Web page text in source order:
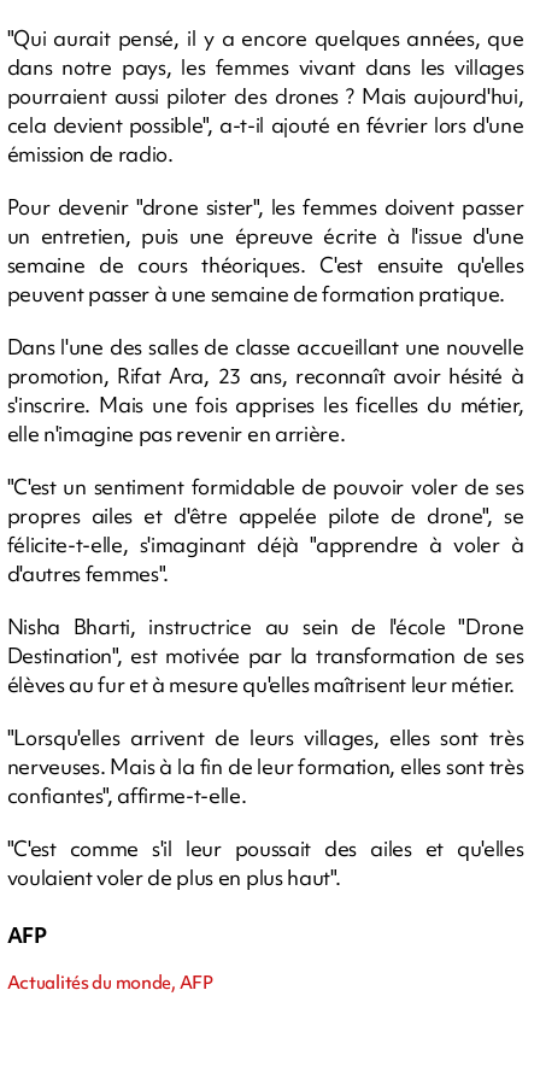
"Qui aurait pensé, il y a encore quelques années, que
dans notre pays, les femmes vivant dans les villages
pourraient aussi piloter des drones ? Mais aujourd'hui,
cela devient possible", a-t-il ajouté en février lors d'une
émission de radio.
Pour devenir "drone sister", les femmes doivent passer
un entretien, puis une épreuve écrite à l'issue d'une
semaine de cours théoriques. C'est ensuite qu'elles
peuvent passer à une semaine de formation pratique.
Dans l'une des salles de classe accueillant une nouvelle
promotion, Rifat Ara, 23 ans, reconnaît avoir hésité à
s'inscrire. Mais une fois apprises les ficelles du métier,
elle n'imagine pas revenir en arrière.
"C'est un sentiment formidable de pouvoir voler de ses
propres ailes et d'être appelée pilote de drone", se
félicite-t-elle, s'imaginant déjà "apprendre à voler à
d'autres femmes".
Nisha Bharti, instructrice au sein de l'école "Drone
Destination", est motivée par la transformation de ses
élèves au fur et à mesure qu'elles maîtrisent leur métier.
"Lorsqu'elles arrivent de leurs villages, elles sont très
nerveuses. Mais à la fin de leur formation, elles sont très
confiantes", affirme-t-elle.
"C'est comme s'il leur poussait des ailes et qu'elles
voulaient voler de plus en plus haut".
AFP
Actualités du monde, AFP